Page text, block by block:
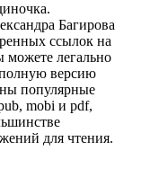
Багирова
ссылок на
легально
полную версию
популярные
mobi и pdf,
для чтения.